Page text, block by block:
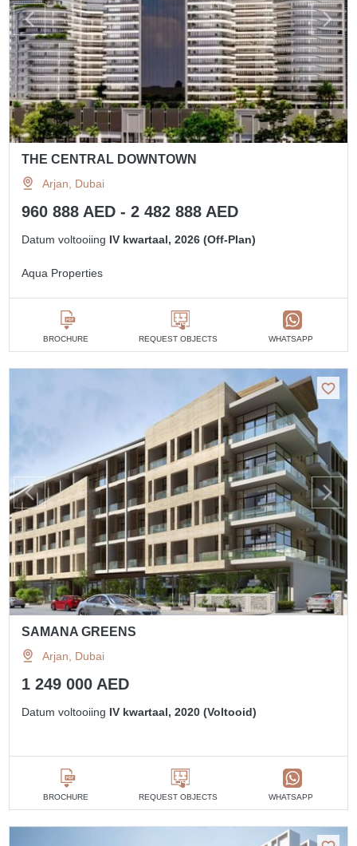
THE CENTRAL DOWNTOWN
Arjan, Dubai
960 888 AED - 2 482 888 AED
Datum voltooiing IV kwartaal, 2026 (Off-Plan)
Aqua Properties
BROCHURE REQUEST OBJECTS WHATSAPP
SAMANA GREENS
Arjan, Dubai
1 249 000 AED
Datum voltooiing IV kwartaal, 2020 (Voltooid)
BROCHURE REQUEST OBJECTS WHATSAPP